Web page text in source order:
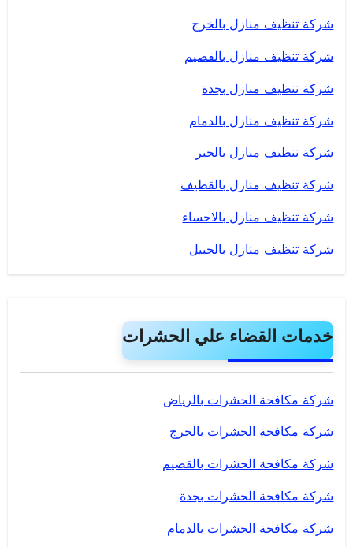
شركة تنظيف منازل بالخرج
شركة تنظيف منازل بالقصيم
شركة تنظيف منازل بجدة
شركة تنظيف منازل بالدمام
شركة تنظيف منازل بالخبر
شركة تنظيف منازل بالقطيف
شركة تنظيف منازل بالاحساء
شركة تنظيف منازل بالجبيل
خدمات القضاء علي الحشرات
شركة مكافحة الحشرات بالرياض
شركة مكافحة الحشرات بالخرج
شركة مكافحة الحشرات بالقصيم
شركة مكافحة الحشرات بجدة
شركة مكافحة الحشرات بالدمام